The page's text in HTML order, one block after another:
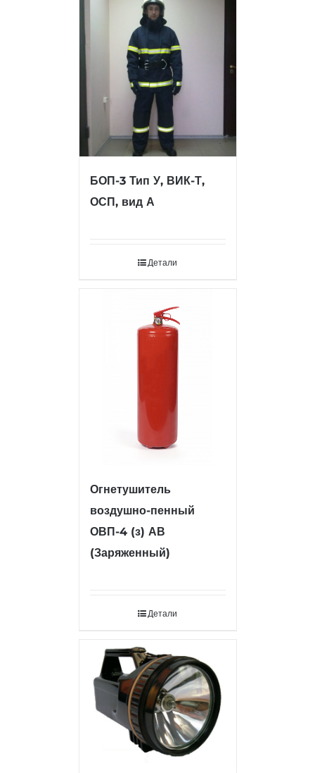
БОП-3 Тип У, ВИК-Т,
ОСП, вид А
Детали
Огнетушитель
воздушно-пенный
ОВП-4 (з) АВ
(Заряженный)
Детали